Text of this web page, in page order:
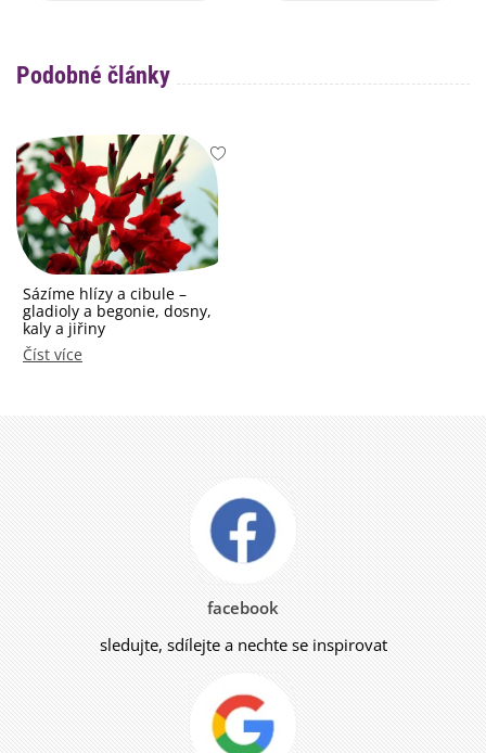
Podobné články
Sázíme hlízy a cibule –
gladioly a begonie, dosny,
kaly a jiřiny
Číst více
facebook
sledujte, sdílejte a nechte se inspirovat